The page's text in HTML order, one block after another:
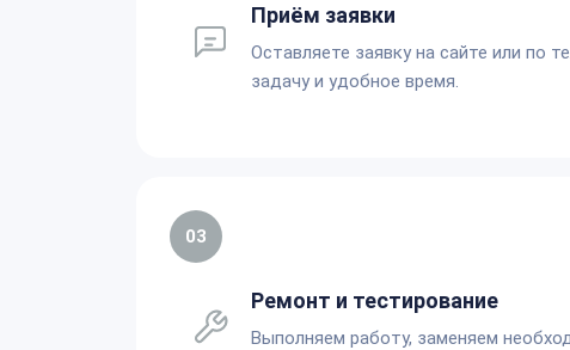
Приём заявки
Оставляете заявку на сайте или по
задачу и удобное время.
03
Ремонт и тестирование
Выполняем работу, заменяем